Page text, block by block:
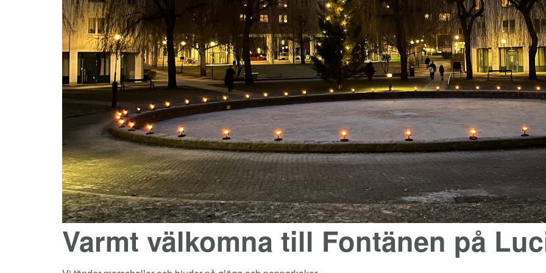
Varmt välkomna till Fontänen på